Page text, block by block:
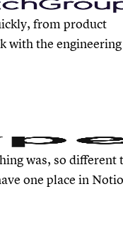
from product
with the engineering
was, so different
one place in